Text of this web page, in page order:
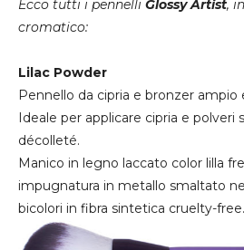
Ecco tutti i pennelli Glossy Artist,
cromatico:
Lilac Powder
Pennello da cipria e bronzer ampio
Ideale per applicare cipria e polveri
décolleté.
Manico in legno laccato color lilla
impugnatura in metallo smaltato
bicolori in fibra sintetica cruelty-free.